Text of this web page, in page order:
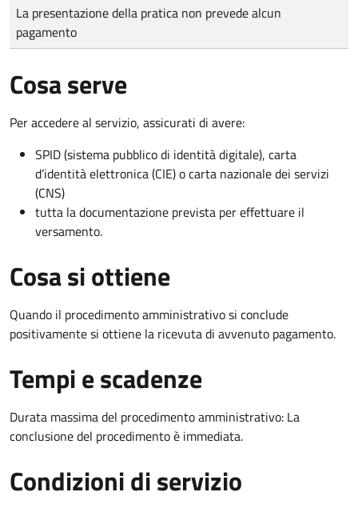
Tipo di pagamento
Importo
La presentazione della pratica non prevede alcun
pagamento
Cosa serve
Per accedere al servizio, assicurati di avere:
SPID (sistema pubblico di identità digitale), carta
d’identità elettronica (CIE) o carta nazionale dei servizi
(CNS)
tutta la documentazione prevista per effettuare il
versamento.
Cosa si ottiene
Quando il procedimento amministrativo si conclude
positivamente si ottiene la ricevuta di avvenuto pagamento.
Tempi e scadenze
Durata massima del procedimento amministrativo: La
conclusione del procedimento è immediata.
Condizioni di servizio